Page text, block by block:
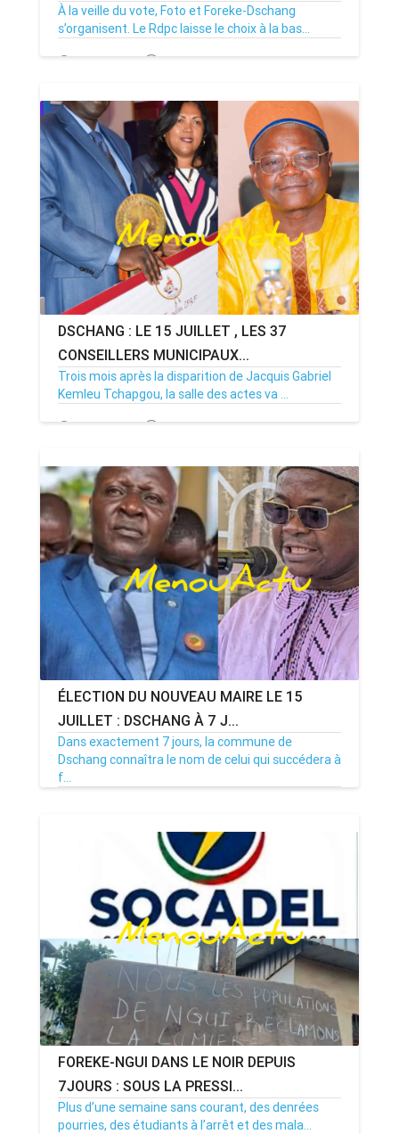
À la veille du vote, Foto et Foreke-Dschang
s’organisent. Le Rdpc laisse le choix à la bas...
14/07/26 Par MenouActu 0
DSCHANG : LE 15 JUILLET , LES 37
CONSEILLERS MUNICIPAUX...
Trois mois après la disparition de Jacquis Gabriel
Kemleu Tchapgou, la salle des actes va ...
13/07/26 Par MenouActu 0
ÉLECTION DU NOUVEAU MAIRE LE 15
JUILLET : DSCHANG À 7 J...
Dans exactement 7 jours, la commune de
Dschang connaîtra le nom de celui qui succédera à
f...
FOREKE-NGUI DANS LE NOIR DEPUIS
7JOURS : SOUS LA PRESSI...
Plus d’une semaine sans courant, des denrées
pourries, des étudiants à l’arrêt et des mala...